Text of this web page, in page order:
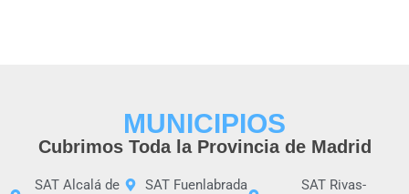
MUNICIPIOS
Cubrimos Toda la Provincia de Madrid
SAT Alcalá de
SAT Fuenlabrada
SAT Rivas-